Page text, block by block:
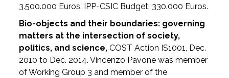
3.500.000 Euros, IPP-CSIC Budget: 330.000 Euros.
Bio-objects and their boundaries: governing
matters at the intersection of society,
politics, and science, COST Action IS1001, Dec.
2010 to Dec. 2014. Vincenzo Pavone was member
of Working Group 3 and member of the